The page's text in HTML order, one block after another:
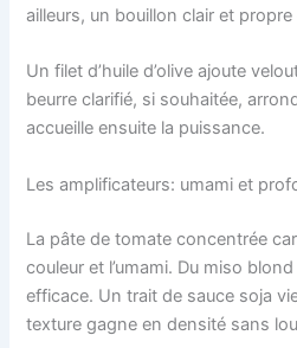
ailleurs, un bouillon clair et propre
Un filet d’huile d’olive ajoute
beurre clarifié, si souhaitée,
accueille ensuite la puissance.
Les amplificateurs: umami et
La pâte de tomate concentrée
couleur et l’umami. Du miso
efficace. Un trait de sauce soja
texture gagne en densité sans